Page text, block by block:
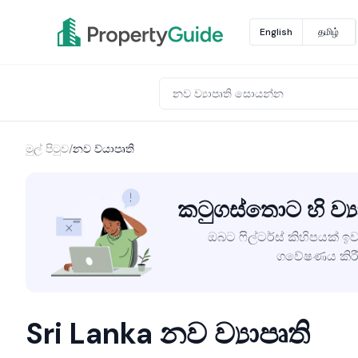
English தமிழ்
මුල් පිටුව/නව ව්යාපෘති
කටුගස්තොට හි
ඔබට ෆිල්ටර්ස් කිහිපයක්
ගවේෂණය
Sri Lanka නව ව්‍යාපෘති